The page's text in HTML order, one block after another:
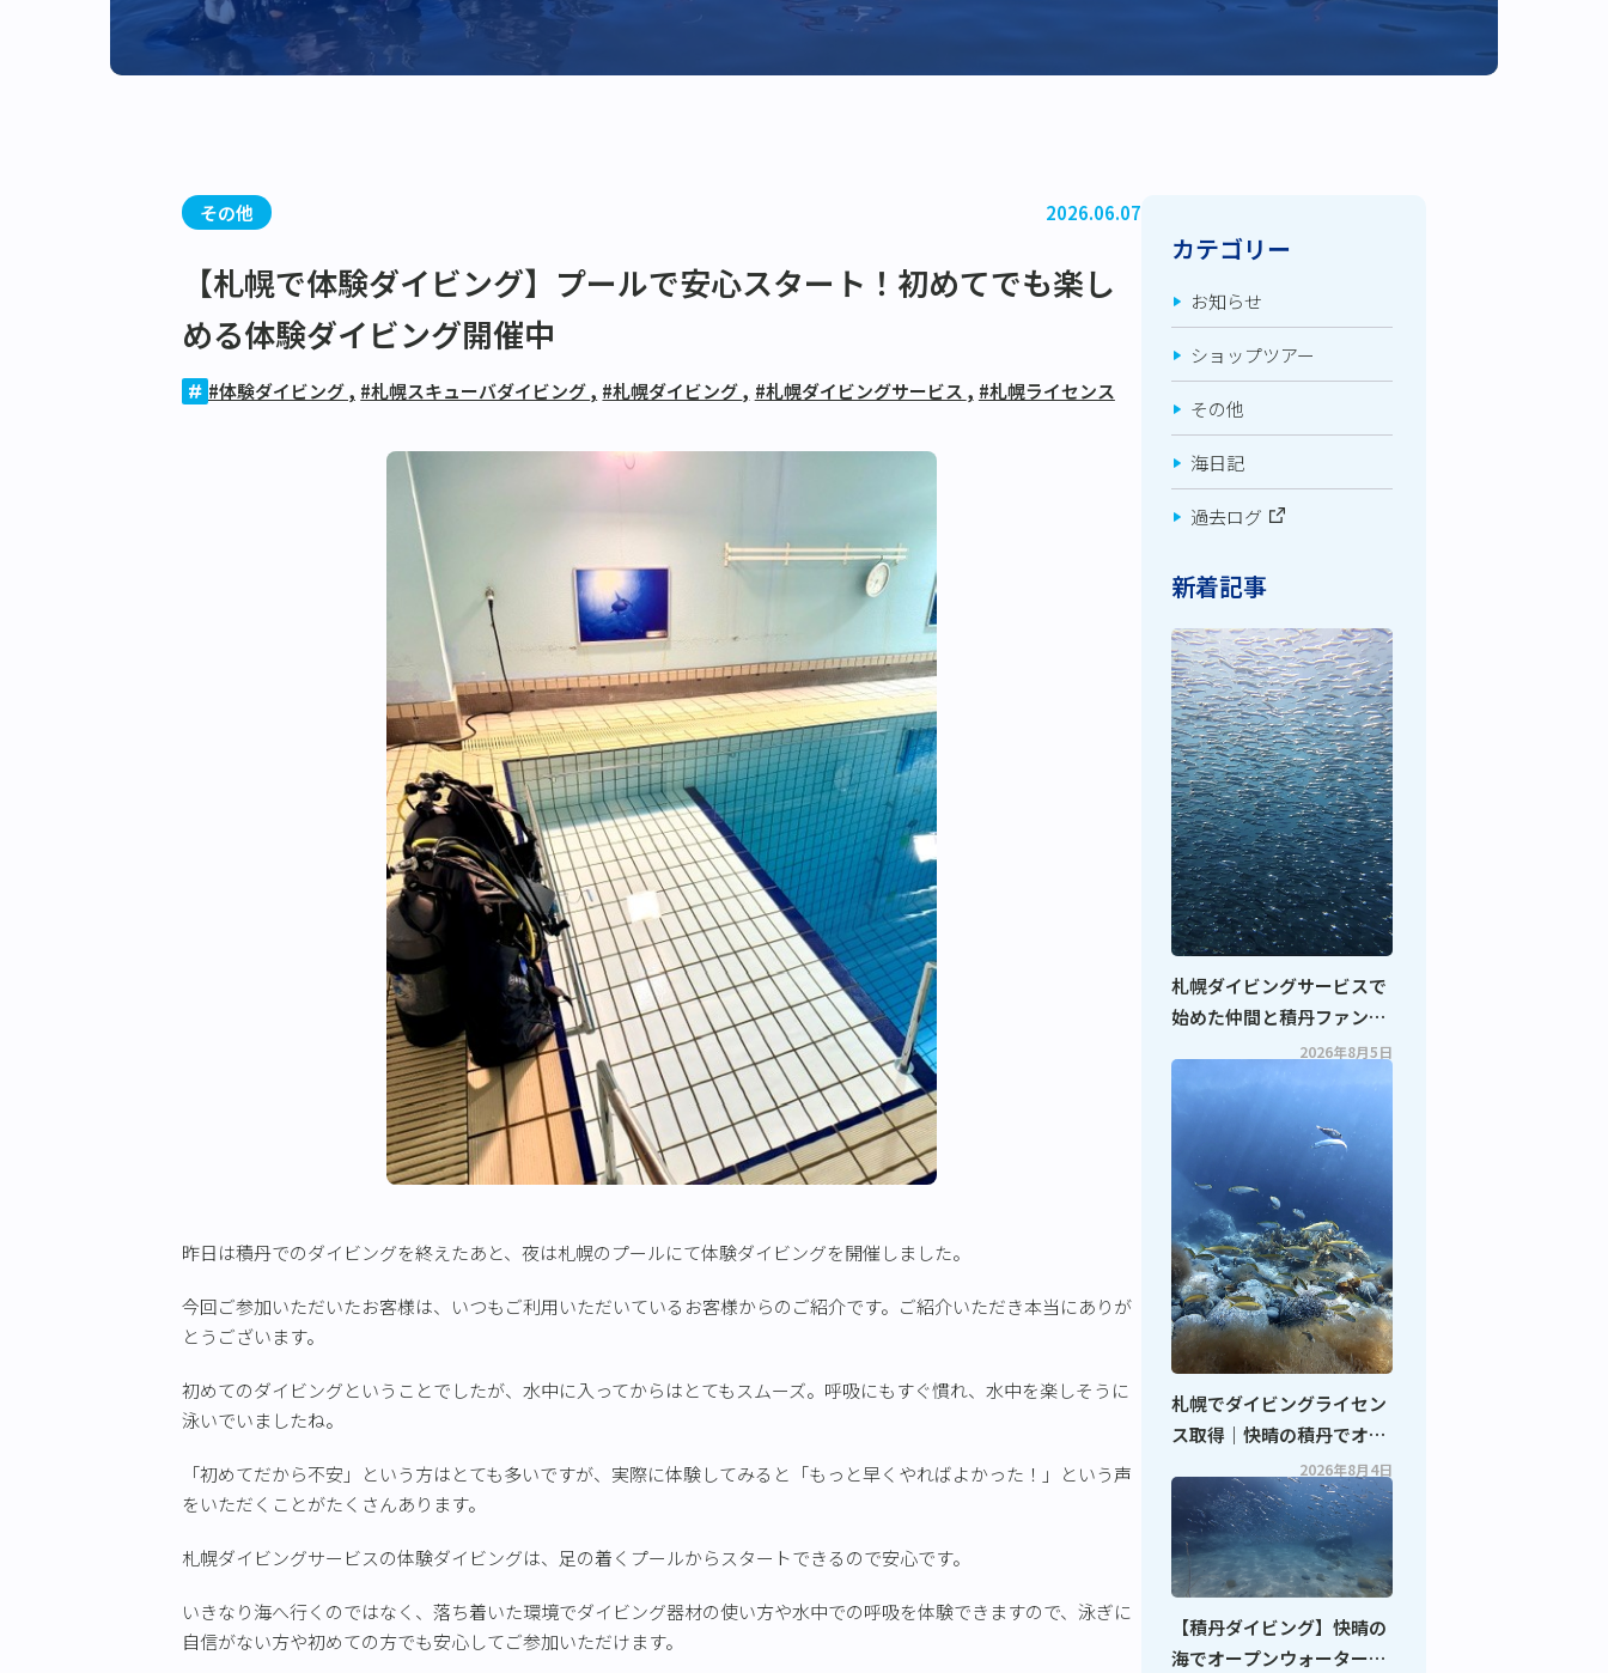
その他 2026.06.07
【札幌で体験ダイビング】プールで安心スタート！初めてでも楽し
める体験ダイビング開催中
#体験ダイビング, #札幌スキューバダイビング, #札幌ダイビング, #札幌ダイビングサービス , #札幌ライセンス
昨日は積丹でのダイビングを終えたあと、夜は札幌のプールにて体験ダイビングを開催しました。
今回ご参加いただいたお客様は、いつもご利用いただいているお客様からのご紹介です。ご紹介いただき本当にありが
とうございます。
初めてのダイビングということでしたが、水中に入ってからはとてもスムーズ。呼吸にもすぐ慣れ、水中を楽しそうに
泳いでいましたね。
「初めてだから不安」という方はとても多いですが、実際に体験してみると「もっと早くやればよかった！」という声
をいただくことがたくさんあります。
札幌ダイビングサービスの体験ダイビングは、足の着くプールからスタートできるので安心です。
いきなり海へ行くのではなく、落ち着いた環境でダイビング器材の使い方や水中での呼吸を体験できますので、泳ぎに
自信がない方や初めての方でも安心してご参加いただけます。
カテゴリー
お知らせ
ショップツアー
その他
海日記
過去ログ
新着記事
札幌ダイビングサービスで
始めた仲間と積丹ファンダ
2026年8月5日
札幌でダイビングライセン
ス取得｜快晴の積丹でオー
プンウォーターダイバーコ
ース開催！
2026年8月4日
【積丹ダイビング】快晴の
海でオープンウォーターダ